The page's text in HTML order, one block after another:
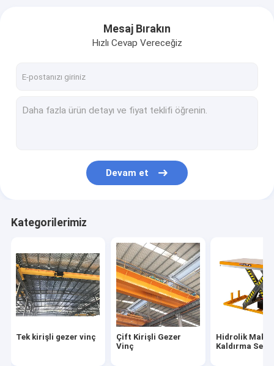
Çift Kirişli Gezer Vinç
elektrikli transfer arabası
Elektrikli Vinç
Liman Portal Vinç
Hidrolik Kaldırma Platformu
Köprü Kurma Makinası
Mesaj Bırakın
Hızlı Cevap Vereceğiz
Devam et
Kategorilerimiz
Tek kirişli gezer vinç
Çift Kirişli Gezer
Vinç
Hidrolik
Kaldırma